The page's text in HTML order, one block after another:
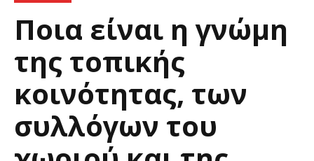
Ποια είναι η γνώμη
της τοπικής
κοινότητας, των
συλλόγων του